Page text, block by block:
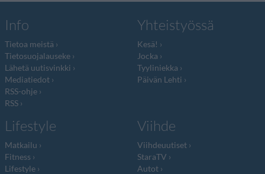
Info
Tietoa meistä
Tietosuojalauseke
Lähetä uutisvinkki
Mediatiedot
RSS-ohje
RSS
Yhteistyössä
Kesä!
Jocka
Tyyliniekka
Päivän Lehti
Lifestyle
Matkailu
Fitness
Lifestyle
Viihde
Viihdeuutiset
StaraTV
Autot